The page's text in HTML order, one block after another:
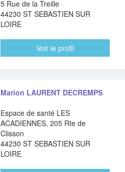
5 Rue de la Treille
44230 ST SEBASTIEN SUR
LOIRE
Voir le profil
Marion LAURENT DECREMPS
Espace de santé LES
ACADIENNES, 205 Rte de
Clisson
44230 ST SEBASTIEN SUR
LOIRE